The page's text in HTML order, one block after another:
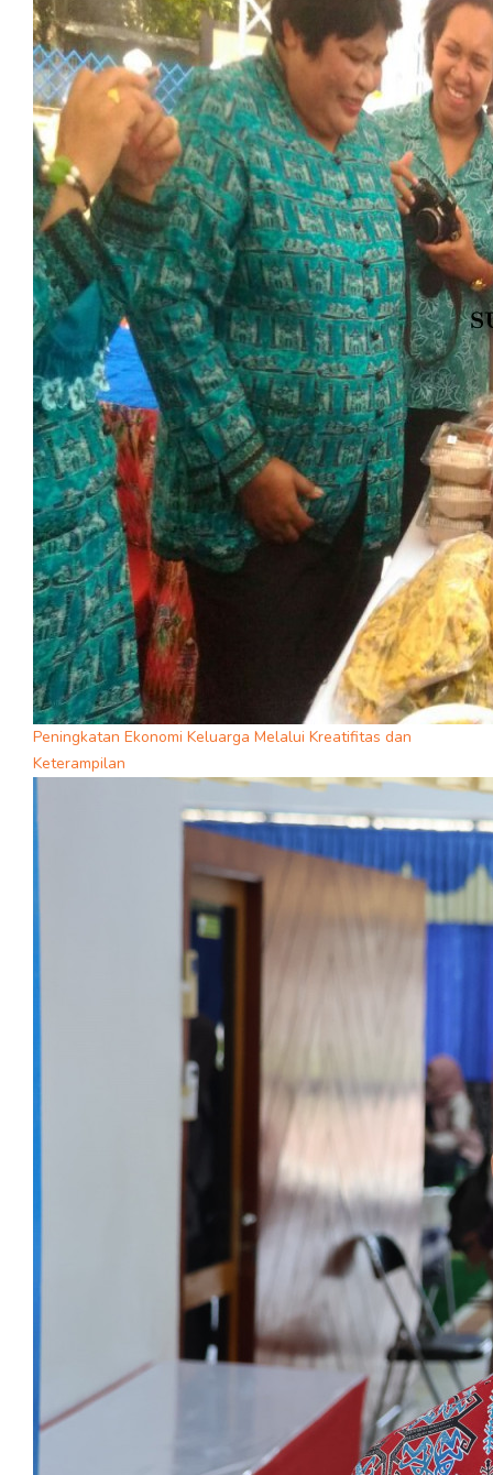
Peningkatan Ekonomi Keluarga Melalui Kreatifitas dan
Keterampilan